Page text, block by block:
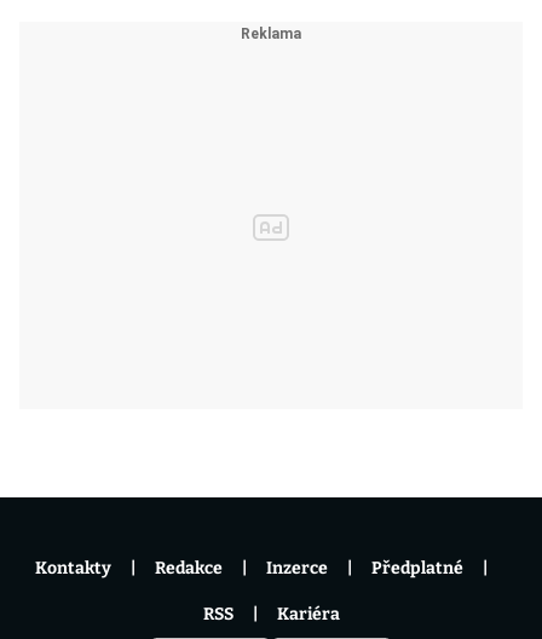
Kontakty Redakce Inzerce Předplatné
RSS Kariéra